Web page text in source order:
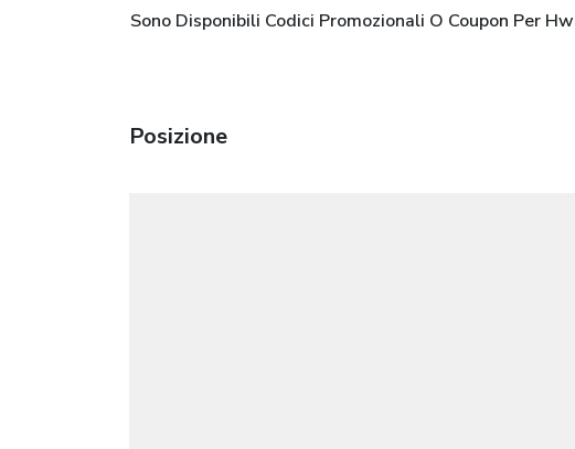
Sono Disponibili Codici Promozionali O Coupon Per
Posizione